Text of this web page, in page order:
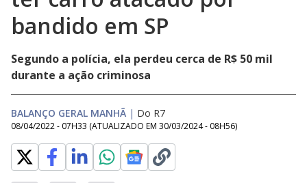
bandido em SP
Segundo a polícia, ela perdeu cerca de R$ 50 mil
durante a ação criminosa
BALANÇO GERAL MANHÃ | Do R7
08/04/2022 - 07H33 (ATUALIZADO EM 30/03/2024 - 08H56)